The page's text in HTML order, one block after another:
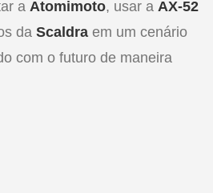
a Atomimoto, usar a AX-52
da Scaldra em um cenário
com o futuro de maneira